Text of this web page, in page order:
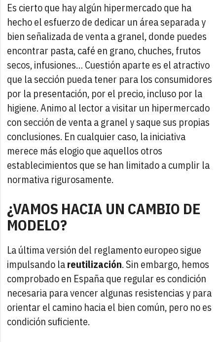
Es cierto que hay algún hipermercado que ha
hecho el esfuerzo de dedicar un área separada y
bien señalizada de venta a granel, donde puedes
encontrar pasta, café en grano, chuches, frutos
secos, infusiones… Cuestión aparte es el atractivo
que la sección pueda tener para los consumidores
por la presentación, por el precio, incluso por la
higiene. Animo al lector a visitar un hipermercado
con sección de venta a granel y saque sus propias
conclusiones. En cualquier caso, la iniciativa
merece más elogio que aquellos otros
establecimientos que se han limitado a cumplir la
normativa rigurosamente.
¿VAMOS HACIA UN CAMBIO DE
MODELO?
La última versión del reglamento europeo sigue
impulsando lareutilización. Sin embargo, hemos
comprobado en España que regular es condición
necesaria para vencer algunas resistencias y para
orientar el camino hacia el bien común, pero no es
condición suficiente.